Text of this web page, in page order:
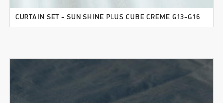
CURTAIN SET - SUN SHINE PLUS CUBE CREME G13-G16